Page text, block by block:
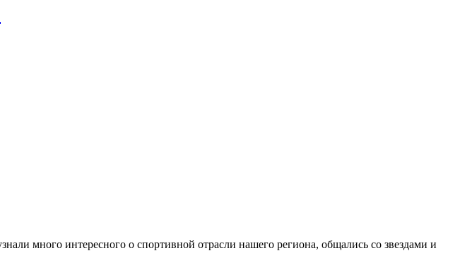
много интересного о спортивной отрасли нашего региона, общались со звездами и